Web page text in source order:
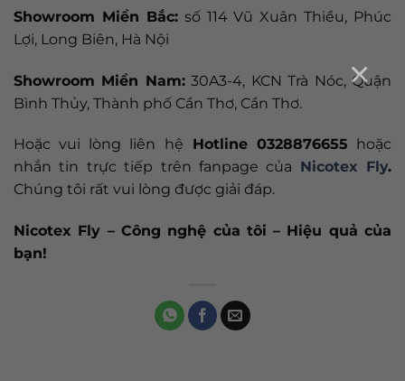
×
Showroom Miền Bắc:số 114 Vũ Xuân Thiều, Phúc
Lợi, Long Biên, Hà Nội
Showroom Miền Nam:30A3-4, KCN Trà Nóc, Quận
Bình Thủy, Thành phố Cần Thơ, Cần Thơ.
Hoặc vui lòng liên hệ Hotline 0328876655 hoặc
nhắn tin trực tiếp trên fanpage của Nicotex Fly.
Chúng tôi rất vui lòng được giải đáp.
Nicotex Fly – Công nghệ của tôi – Hiệu quả của
bạn!